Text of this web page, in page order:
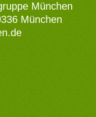
München
München